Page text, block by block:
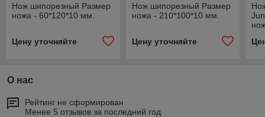
Нож шипорезный Размер
ножа - 60*120*10 мм.
Цену уточняйте
Нож шипорезный Размер
ножа - 210*100*10 мм.
Цену уточняйте
О нас
Рейтинг не сформирован
Менее 5 отзывов за последний год